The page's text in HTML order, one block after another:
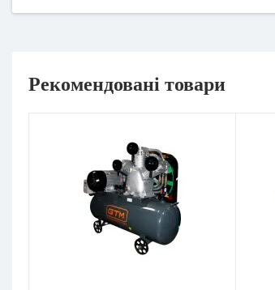
Рекомендовані товари